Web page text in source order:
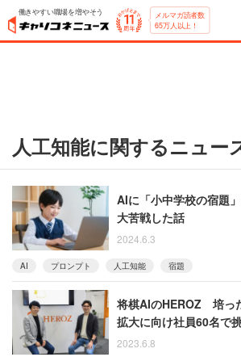
働きやすい職場を増やそう メルマガ読者数
65万人以上！
人工知能に関するニュー
AIに「小中学校の宿題
大苦戦した話
2024.6.3
AI プロンプト 人工知能 宿題
将棋AIのHEROZ 培っ
拡大に向け社員60名で
2023.6.8